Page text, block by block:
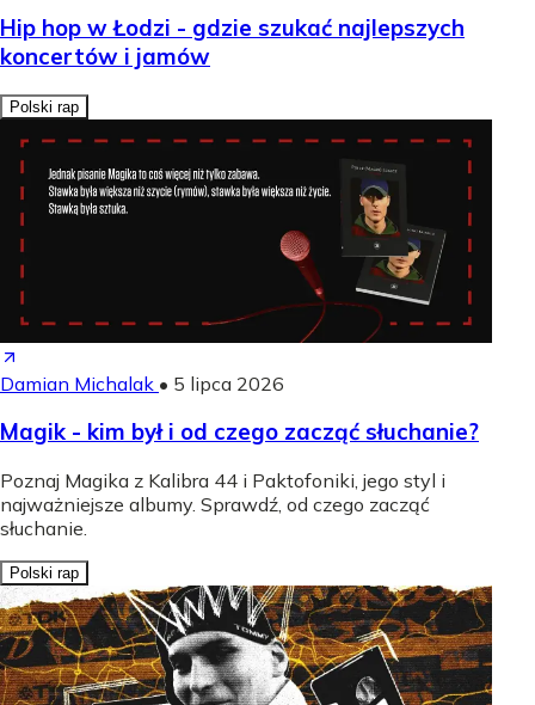
Hip hop w Łodzi - gdzie szukać najlepszych
koncertów i jamów
Polski rap
Damian Michalak • 5 lipca 2026
Magik - kim był i od czego zacząć słuchanie?
Poznaj Magika z Kalibra 44 i Paktofoniki, jego styl i
najważniejsze albumy. Sprawdź, od czego zacząć
słuchanie.
Polski rap